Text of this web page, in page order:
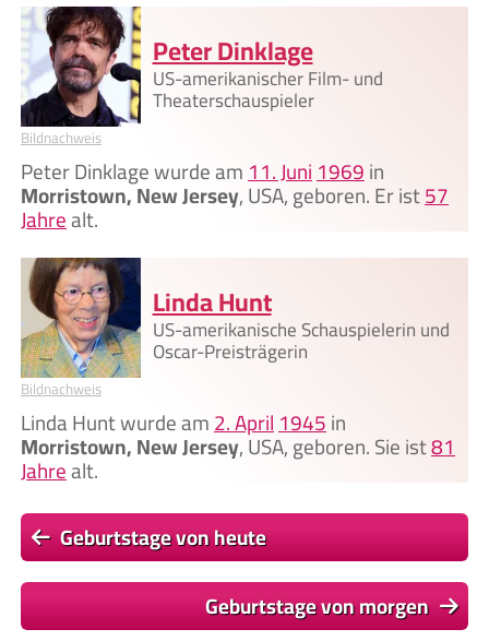
Bildnachweis
Peter Dinklage
US-amerikanischer Film- und
Theaterschauspieler
Peter Dinklage wurde am11. Juni1969in
Morristown, New Jersey, USA, geboren. Er ist57
Jahrealt.
Bildnachweis
Linda Hunt
US-amerikanische Schauspielerin und
Oscar-Preisträgerin
Linda Hunt wurde am2. April1945in
Morristown, New Jersey, USA, geboren. Sie ist81
Jahrealt.
Geburtstage von heute
Geburtstage von morgen